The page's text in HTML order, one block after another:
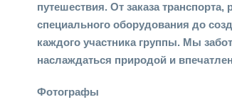
путешествия. От заказа
специального оборудования до
каждого участника группы. Мы
наслаждаться природой и
Фотографы